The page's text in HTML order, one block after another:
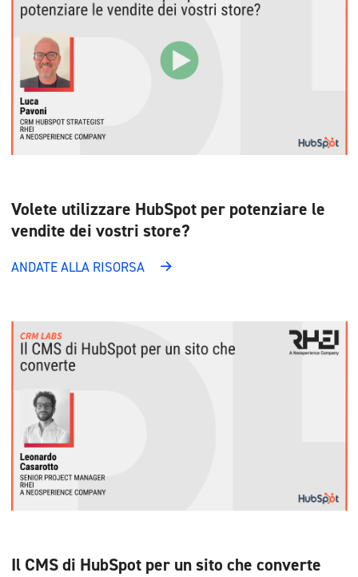
Volete utilizzare HubSpot per potenziare le
vendite dei vostri store?
ANDATE ALLA RISORSA
Il CMS di HubSpot per un sito che converte